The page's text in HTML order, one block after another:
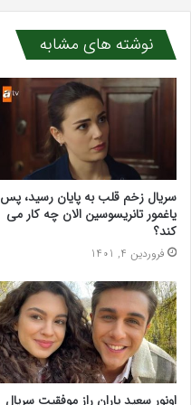
نوشته های مشابه
سریال زخم قلب به پایان رسید، پس
یاغمور تانریسوسین الان چه کار می
کند؟
فروردین 4, 1401
اونور سعید یاران راز موفقیت سریال